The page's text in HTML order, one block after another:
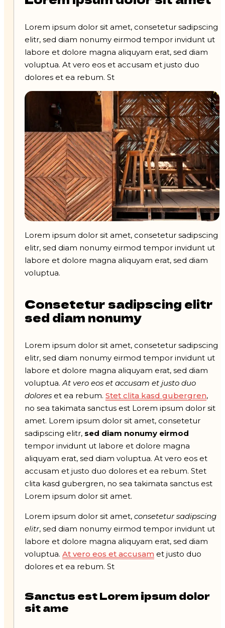
Lorem ipsum dolor sit amet, consetetur sadipscing
elitr, sed diam nonumy eirmod tempor invidunt ut
labore et dolore magna aliquyam erat, sed diam
voluptua. At vero eos et accusam et justo duo
dolores et ea rebum. St
Lorem ipsum dolor sit amet, consetetur sadipscing
elitr, sed diam nonumy eirmod tempor invidunt ut
labore et dolore magna aliquyam erat, sed diam
voluptua.
Consetetur sadipscing elitr
sed diam nonumy
Lorem ipsum dolor sit amet, consetetur sadipscing
elitr, sed diam nonumy eirmod tempor invidunt ut
labore et dolore magna aliquyam erat, sed diam
voluptua.At vero eos et accusam et justo duo
doloreset ea rebum. Stet clita kasd gubergren,
no sea takimata sanctus est Lorem ipsum dolor sit
amet. Lorem ipsum dolor sit amet, consetetur
sadipscing elitr, sed diam nonumy eirmod
tempor invidunt ut labore et dolore magna
aliquyam erat, sed diam voluptua. At vero eos et
accusam et justo duo dolores et ea rebum. Stet
clita kasd gubergren, no sea takimata sanctus est
Lorem ipsum dolor sit amet.
Lorem ipsum dolor sit amet, consetetur sadipscing
elitr, sed diam nonumy eirmod tempor invidunt ut
labore et dolore magna aliquyam erat, sed diam
voluptua. At vero eos et accusam et justo duo
dolores et ea rebum. St
Sanctus est Lorem ipsum dolor
sit ame